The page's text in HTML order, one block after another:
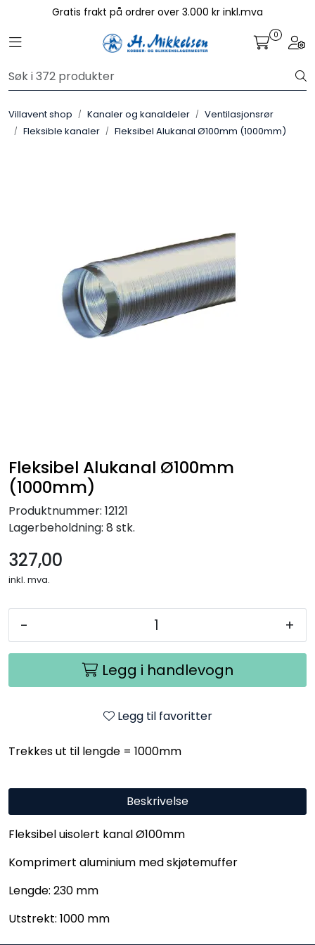
Skip to main content
Gratis frakt på ordrer over 3.000 kr inkl.mva
Toggle navigation 0
Villavent shop Kanaler og kanaldeler
Ventilasjonsrør
Fleksible kanaler
Fleksibel Alukanal Ø100mm (1000mm)
Fleksibel Alukanal Ø100mm
(1000mm)
Produktnummer: 12121
Lagerbeholdning: 8 stk.
327,00
inkl. mva.
- +
Legg i handlevogn
Legg til favoritter
Trekkes ut til lengde = 1000mm
Beskrivelse
Fleksibel uisolert kanal Ø100mm
Komprimert aluminium med skjøtemuffer
Lengde: 230 mm
Utstrekt: 1000 mm
Avtrekksvifter